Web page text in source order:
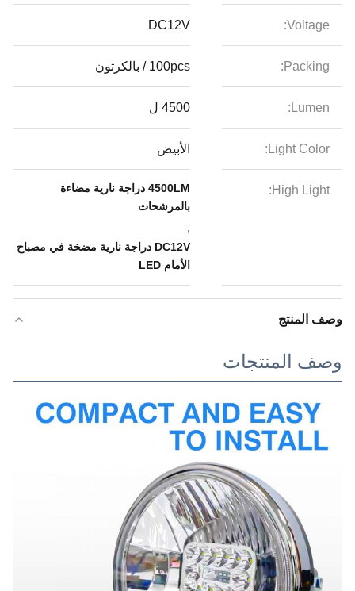
Voltage:
DC12V
Packing: 100pcs / بالكرتون
Lumen: 4500 ل
Light Color: الأبيض
High Light:
4500LM دراجة نارية مضاءة
بالمرشحات
,
DC12V دراجة نارية مضخة في مصباح
الأمام LED
وصف المنتج
وصف المنتجات